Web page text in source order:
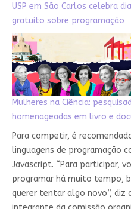
USP em São Carlos celebra
gratuito sobre programação
Mulheres na Ciência:
homenageadas em livro e
Para competir, é
linguagens de programação
Javascript. “Para participar,
programar há muito tempo,
querer tentar algo novo”, diz